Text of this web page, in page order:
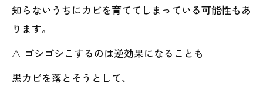
知らないうちにカビを育ててしまっている可能性もあ
ります。
⚠️ ゴシゴシこするのは逆効果になることも
黒カビを落とそうとして、